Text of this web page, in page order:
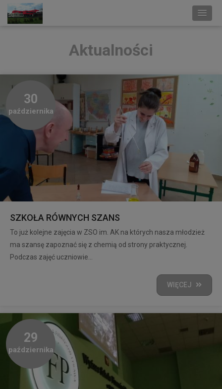
Aktualności
30
października
SZKOŁA RÓWNYCH SZANS
To już kolejne zajęcia w ZSO im. AK na których nasza młodzież
ma szansę zapoznać się z chemią od strony praktycznej.
Podczas zajęć uczniowie...
WIĘCEJ
29
października